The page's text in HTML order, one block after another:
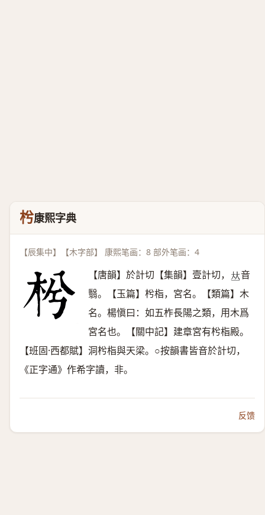
枍康熙字典
【辰集中】【木字部】 康熙笔画：8 部外笔画：4
【唐韻】於計切【集韻】壹計切， 𠀤音
翳。【玉篇】枍栺，宮名。【類篇】木
名。楊愼曰：如五柞長陽之類，用木爲
宮名也。【關中記】建章宮有枍栺殿。
【班固·西都賦】洞枍栺與天梁。○按韻書皆音於計切，
《正字通》作希字讀，非。
反馈